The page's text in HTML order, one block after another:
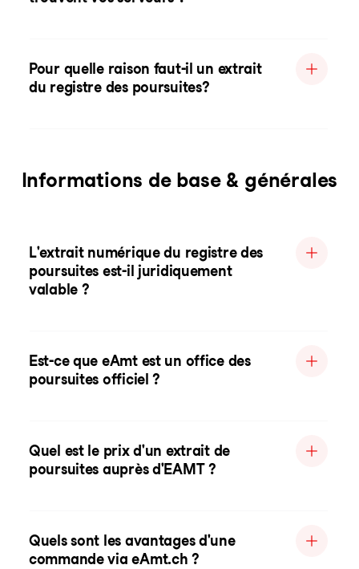
Pour quelle raison faut-il un extrait
du registre des poursuites?
Informations de base & générales
L'extrait numérique du registre des
poursuites est-il juridiquement
valable ?
Est-ce que eAmt est un office des
poursuites officiel ?
Quel est le prix d'un extrait de
poursuites auprès d'EAMT ?
Quels sont les avantages d'une
commande via eAmt.ch ?